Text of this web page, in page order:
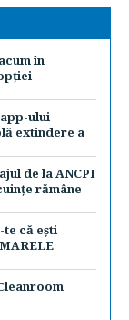
în
ului
extindere a
de la ANCPI
rămâne
că ești